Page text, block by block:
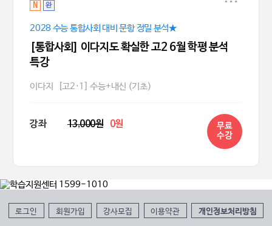
N 완
2028 수능 통합사회 대비 문항 정밀 분석★
[통합사회] 이다지도 확실한 고2 6월 학평 분석
특강
이다지 [고2·1] 수능+내신 (기초)
강좌 13,000원 0원
무료
수강
로그인 회원가입 강사모집 이용약관 개인정보처리방침